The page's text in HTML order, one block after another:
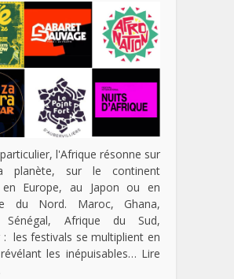
l'Afrique résonne sur
planète, sur le continent
Europe, au Japon ou en
du Nord. Maroc, Ghana,
Sénégal, Afrique du Sud,
: les festivals se multiplient en
les inépuisables… Lire